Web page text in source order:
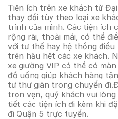
Tiện ích trên xe khách từ
thay đổi tùy theo loại xe
trình của mình. Các tiện ích
rộng rãi, thoải mái, có thể
với tư thế hay hệ thống điều
trên hầu hết các xe khách.
xe giường VIP có thể có
đồ uống giúp khách hàng
tư thư giãn trong chuyến
trọn vẹn, quý khách vui
tiết các tiện ích đi kèm khi
đi Quận 5 trực tuyến.